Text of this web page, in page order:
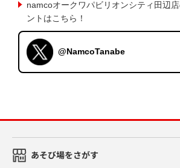
namcoオークワパビリオンシティ田辺
ントはこちら！
@NamcoTanabe
あそび場をさがす